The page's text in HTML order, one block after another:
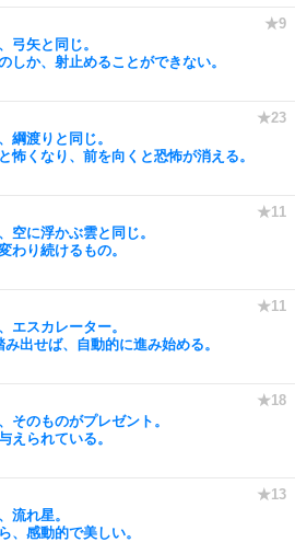
弓矢と同じ。
しか、射止めることができない。
綱渡りと同じ。
怖くなり、前を向くと恐怖が消える。
空に浮かぶ雲と同じ。
わり続けるもの。
エスカレーター。
出せば、自動的に進み始める。
そのものがプレゼント。
えられている。
流れ星。
、感動的で美しい。